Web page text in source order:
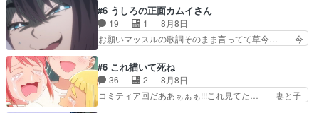
意味。特に諏訪の地は山… 薄々思ってたけど実写
パートに対する熱意が… 亜也子ちゃん面白い親父
さんが無事で良かっ…
なからのメイク道具が、らいりーさんを… らいり
ーの影響で理想に向けて努力する黒絵… コングと
ゴ〇ラの怪獣大決戦!?w黒絵の友… らいりーが己
のルッキズムと相対する話とし… らいりーさんが
の小河内ダムに来た黒絵た… ライリーが好きだっ
たクズ男ハルゴンが懲ら… メイクでちょっと勇気
出てる黒絵ちゃん可愛…
#6 うしろの正面カムイさん
19 1
8月8日
お願いマッスルの歌詞そのまま言ってて草今… 今
大量に成仏させた ジェットババアの亜… 1日で
6人は流石絶倫カムイ婆もしっかり抱… 今回は交
通悪霊の除霊ツアー。Aパはいつも… 前半の霊カ
モみたいになってるよねwジェッ… 今回はいつも
#6 これ描いて死ね
36 2
8月8日
コミティア回だああぁぁぁ!!!これ見てた… 妻と子